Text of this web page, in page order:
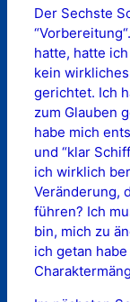
Der Sechste
hatte, hatte
kein
gerichtet. Ich
zum Glauben
habe mich
und “klar
ich wirklich
Veränderung,
führen? Ich
bin, mich zu
ich getan